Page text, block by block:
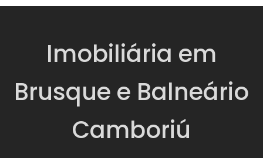
Imobiliária em
Brusque e Balneário
Camboriú